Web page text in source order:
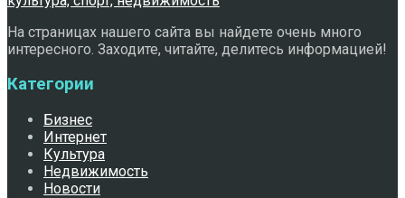
На страницах нашего сайта вы найдете очень много
интересного. Заходите, читайте, делитесь информацией!
Категории
Бизнес
Интернет
Культура
Недвижимость
Новости